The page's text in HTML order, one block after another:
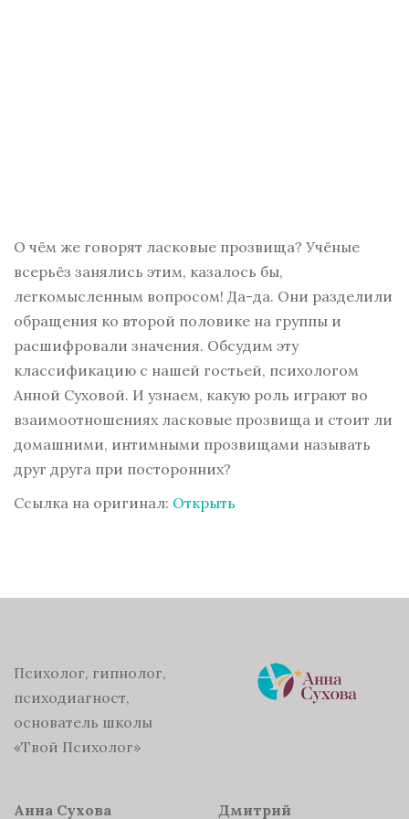
О чём же говорят ласковые прозвища? Учёные
всерьёз занялись этим, казалось бы,
легкомысленным вопросом! Да-да. Они разделили
обращения ко второй половике на группы и
расшифровали значения. Обсудим эту
классификацию с нашей гостьей, психологом
Анной Суховой. И узнаем, какую роль играют во
взаимоотношениях ласковые прозвища и стоит ли
домашними, интимными прозвищами называть
друг друга при посторонних?
Ссылка на оригинал: Открыть
Психолог, гипнолог,
психодиагност,
основатель школы
«Твой Психолог»
Анна Сухова Дмитрий